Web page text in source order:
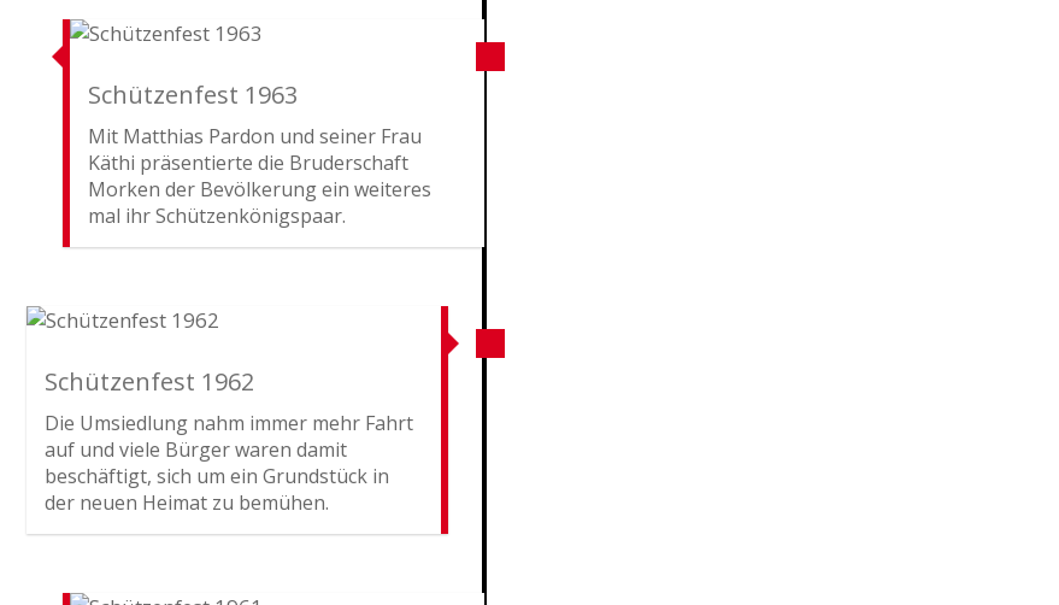
Schützenfest 1963
Mit Matthias Pardon und seiner Frau
Käthi präsentierte die Bruderschaft
Morken der Bevölkerung ein weiteres
mal ihr Schützenkönigspaar.
Schützenfest 1962
Die Umsiedlung nahm immer mehr Fahrt
auf und viele Bürger waren damit
beschäftigt, sich um ein Grundstück in
der neuen Heimat zu bemühen.